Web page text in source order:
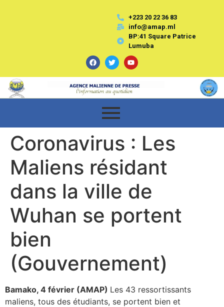
+223 20 22 36 83
info@amap.ml
BP:41 Square Patrice
Lumuba
Coronavirus : Les
Maliens résidant
dans la ville de
Wuhan se portent
bien
(Gouvernement)
Bamako, 4 février (AMAP) Les 43 ressortissants
maliens, tous des étudiants, se portent bien et